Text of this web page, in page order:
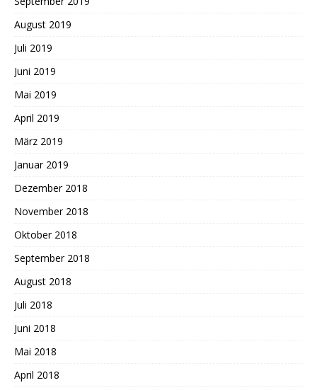
August 2019
Juli 2019
Juni 2019
Mai 2019
April 2019
März 2019
Januar 2019
Dezember 2018
November 2018
Oktober 2018
September 2018
August 2018
Juli 2018
Juni 2018
Mai 2018
April 2018